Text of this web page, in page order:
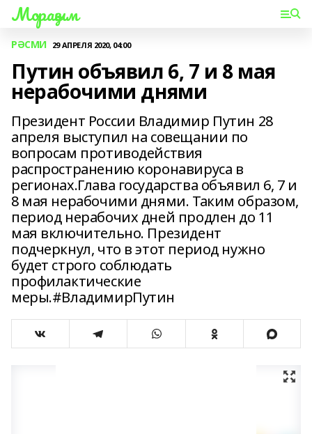
Мораҙым
РӘСМИ 29 АПРЕЛЯ 2020, 04:00
Путин объявил 6, 7 и 8 мая
нерабочими днями
Президент России Владимир Путин 28
апреля выступил на совещании по
вопросам противодействия
распространению коронавируса в
регионах.Глава государства объявил 6, 7 и
8 мая нерабочими днями. Таким образом,
период нерабочих дней продлен до 11
мая включительно. Президент
подчеркнул, что в этот период нужно
будет строго соблюдать
профилактические
меры.#ВладимирПутин